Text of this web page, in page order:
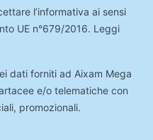
l’informativa ai sensi
UE n°679/2016. Leggi
dati forniti ad Aixam Mega
e/o telematiche con
promozionali.